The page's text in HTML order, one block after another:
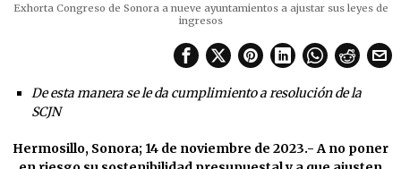
Exhorta Congreso de Sonora a nueve ayuntamientos a ajustar sus leyes de
ingresos
De esta manera se le da cumplimiento a resolución de la
SCJN
Hermosillo, Sonora; 14 de noviembre de 2023.- A no poner